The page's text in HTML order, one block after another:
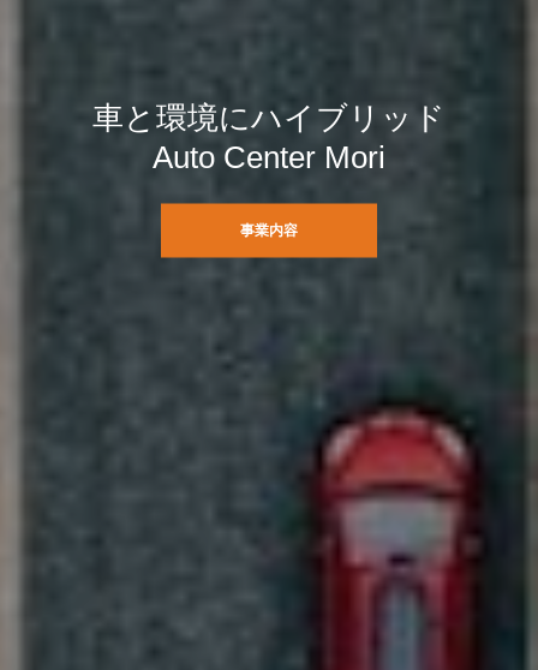
車と環境にハイブリッド
Auto Center Mori
事業内容